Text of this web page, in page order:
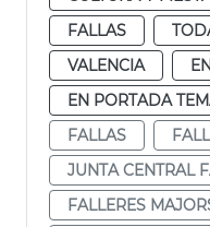
FALLAS
VALENCIA
EN PORTADA
FALLAS
JUNTA CENTRAL
FALLERES